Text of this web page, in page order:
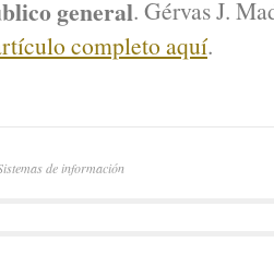
general. Gérvas J.
completo aquí.
de información